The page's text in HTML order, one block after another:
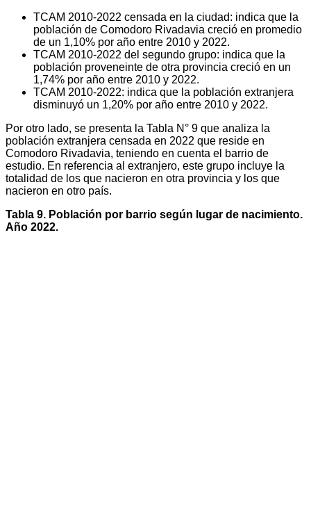
TCAM 2010-2022 censada en la ciudad: indica que la
población de Comodoro Rivadavia creció en promedio
de un 1,10% por año entre 2010 y 2022.
TCAM 2010-2022 del segundo grupo: indica que la
población proveneinte de otra provincia creció en un
1,74% por año entre 2010 y 2022.
TCAM 2010-2022: indica que la población extranjera
disminuyó un 1,20% por año entre 2010 y 2022.
Por otro lado, se presenta la Tabla N° 9 que analiza la
población extranjera censada en 2022 que reside en
Comodoro Rivadavia, teniendo en cuenta el barrio de
estudio. En referencia al extranjero, este grupo incluye la
totalidad de los que nacieron en otra provincia y los que
nacieron en otro país.
Tabla 9. Población por barrio según lugar de nacimiento.
Año 2022.